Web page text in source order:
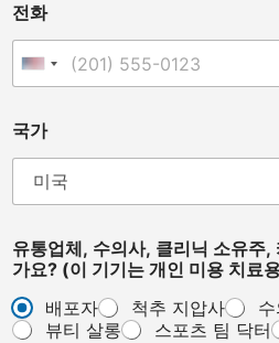
치
료
용
이
타
인
가
?
전화
United States +1
국가
유통업체, 수의사, 클리닉 소유주,
가요? (이 기기는 개인 미용 치료
배포자
척추 지압사
뷰티 살롱
스포츠 팀 닥터